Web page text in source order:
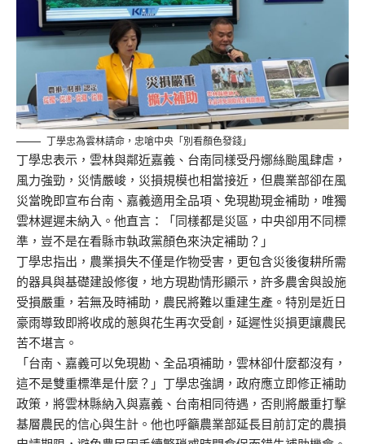
丁學忠為雲林請命，忠嗆中央「別看顏色發錢」
丁學忠表示，雲林與鄰近嘉義、台南同樣受丹娜絲颱風肆虐，
風力強勁，災情嚴峻，災損規模也相當接近，但農業部卻在風
災當晚即宣布台南、嘉義適用全品項、免現勘現金補助，唯獨
雲林遲遲未納入。他直言：「同樣都是災區，中央卻用不同標
準，豈不是在看縣市執政黨顏色來決定補助？」
丁學忠指出，農業損失不僅是作物受害，更包含災後復耕所需
的器具與基礎建設修復，地方現勘情形顯示，許多農舍與設施
受損嚴重，若無及時補助，農民將難以重建生產。特別是近日
豪雨導致即將收成的蔥與花生再次受創，延遲性災損更讓農民
苦不堪言。
「台南、嘉義可以免現勘、全品項補助，雲林卻什麼都沒有，
這不是雙重標準是什麼？」丁學忠強調，政府應立即修正補助
政策，將雲林縣納入與嘉義、台南相同待遇，否則將嚴重打擊
基層農民的信心與生計。他也呼籲農業部延長目前訂定的農損